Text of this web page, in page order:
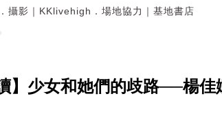
攝影｜KKlivehigh．場地協力｜基地書店
】少女和她們的歧路──楊佳